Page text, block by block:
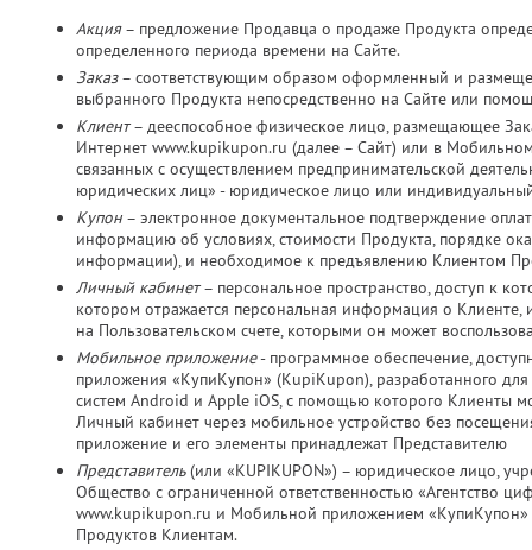
Акция– предложение Продавца о продаже Продукта
определенного периода времени на Сайте.
Заказ– соответствующим образом оформленный и
выбранного Продукта непосредственно на Сайте или
Клиент– дееспособное физическое лицо, размещающее
Интернет www.kupikupon.ru (далее – Сайт) или в
связанных с осуществлением предпринимательской
юридических лиц» - юридическое лицо или
Купон – электронное документальное подтверждение
информацию об условиях, стоимости Продукта, порядке
информации), и необходимое к предъявлению Клиентом
Личный кабинет– персональное пространство, доступ к
котором отражается персональная информация о Клиенте,
на Пользовательском счете, которыми он может
Мобильное приложение- программное обеспечение,
приложения «КупиКупон» (KupiKupon), разработанного
систем Android и Apple iOS, с помощью которого Клиенты
Личный кабинет через мобильное устройство без
приложение и его элементы принадлежат Представителю
Представитель(или «KUPIKUPON») – юридическое лицо,
Общество с ограниченной ответственностью «Агентство
www.kupikupon.ru и Мобильной приложением
Продуктов Клиентам.